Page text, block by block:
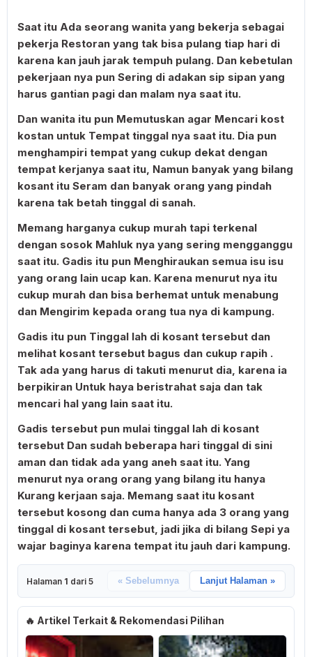
Saat itu Ada seorang wanita yang bekerja sebagai
pekerja Restoran yang tak bisa pulang tiap hari di
karena kan jauh jarak tempuh pulang. Dan kebetulan
pekerjaan nya pun Sering di adakan sip sipan yang
harus gantian pagi dan malam nya saat itu.
Dan wanita itu pun Memutuskan agar Mencari kost
kostan untuk Tempat tinggal nya saat itu. Dia pun
menghampiri tempat yang cukup dekat dengan
tempat kerjanya saat itu, Namun banyak yang bilang
kosant itu Seram dan banyak orang yang pindah
karena tak betah tinggal di sanah.
Memang harganya cukup murah tapi terkenal
dengan sosok Mahluk nya yang sering mengganggu
saat itu. Gadis itu pun Menghiraukan semua isu isu
yang orang lain ucap kan. Karena menurut nya itu
cukup murah dan bisa berhemat untuk menabung
dan Mengirim kepada orang tua nya di kampung.
Gadis itu pun Tinggal lah di kosant tersebut dan
melihat kosant tersebut bagus dan cukup rapih .
Tak ada yang harus di takuti menurut dia, karena ia
berpikiran Untuk haya beristrahat saja dan tak
mencari hal yang lain saat itu.
Gadis tersebut pun mulai tinggal lah di kosant
tersebut Dan sudah beberapa hari tinggal di sini
aman dan tidak ada yang aneh saat itu. Yang
menurut nya orang orang yang bilang itu hanya
Kurang kerjaan saja. Memang saat itu kosant
tersebut kosong dan cuma hanya ada 3 orang yang
tinggal di kosant tersebut, jadi jika di bilang Sepi ya
wajar baginya karena tempat itu jauh dari kampung.
Halaman 1 dari 5 « Sebelumnya Lanjut Halaman »
🔥 Artikel Terkait & Rekomendasi Pilihan